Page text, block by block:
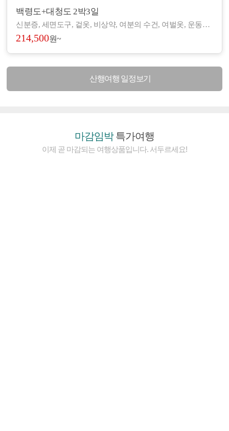
백령도+대청도 2박3일
신분증, 세면도구, 겉옷, 비상약, 여분의 수건, 여벌옷, 운동화, 간편한 복장 등 - 도서/산간 지역으로 숙박 및 편의시설이 열악하여, 세면도구, 헤어드라이기 등이 제공되지 않습니다. (숙소에 따라 헤어드라이기가 비치된 곳도 있습니다.) - 아침/저녁으로 기온차가 있기 때문에 걸칠만한 겉옷을 준비해 주시기 바랍니다. - 장기적으로 복용하고 계신 약이 있으시면, 여유 있게 준비하시기 바랍니다. - 숙소 별로 수건은 하루에 1장씩 제공되나, 여분으로 하나씩 더 챙겨 오시면 좋습니다.
214,500원~
산행여행 일정보기
마감임박특가여행
이제 곧 마감되는 여행상품입니다. 서두르세요!